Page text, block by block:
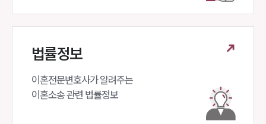
법률정보
이혼전문변호사가 알려주는
이혼소송 관련 법률정보